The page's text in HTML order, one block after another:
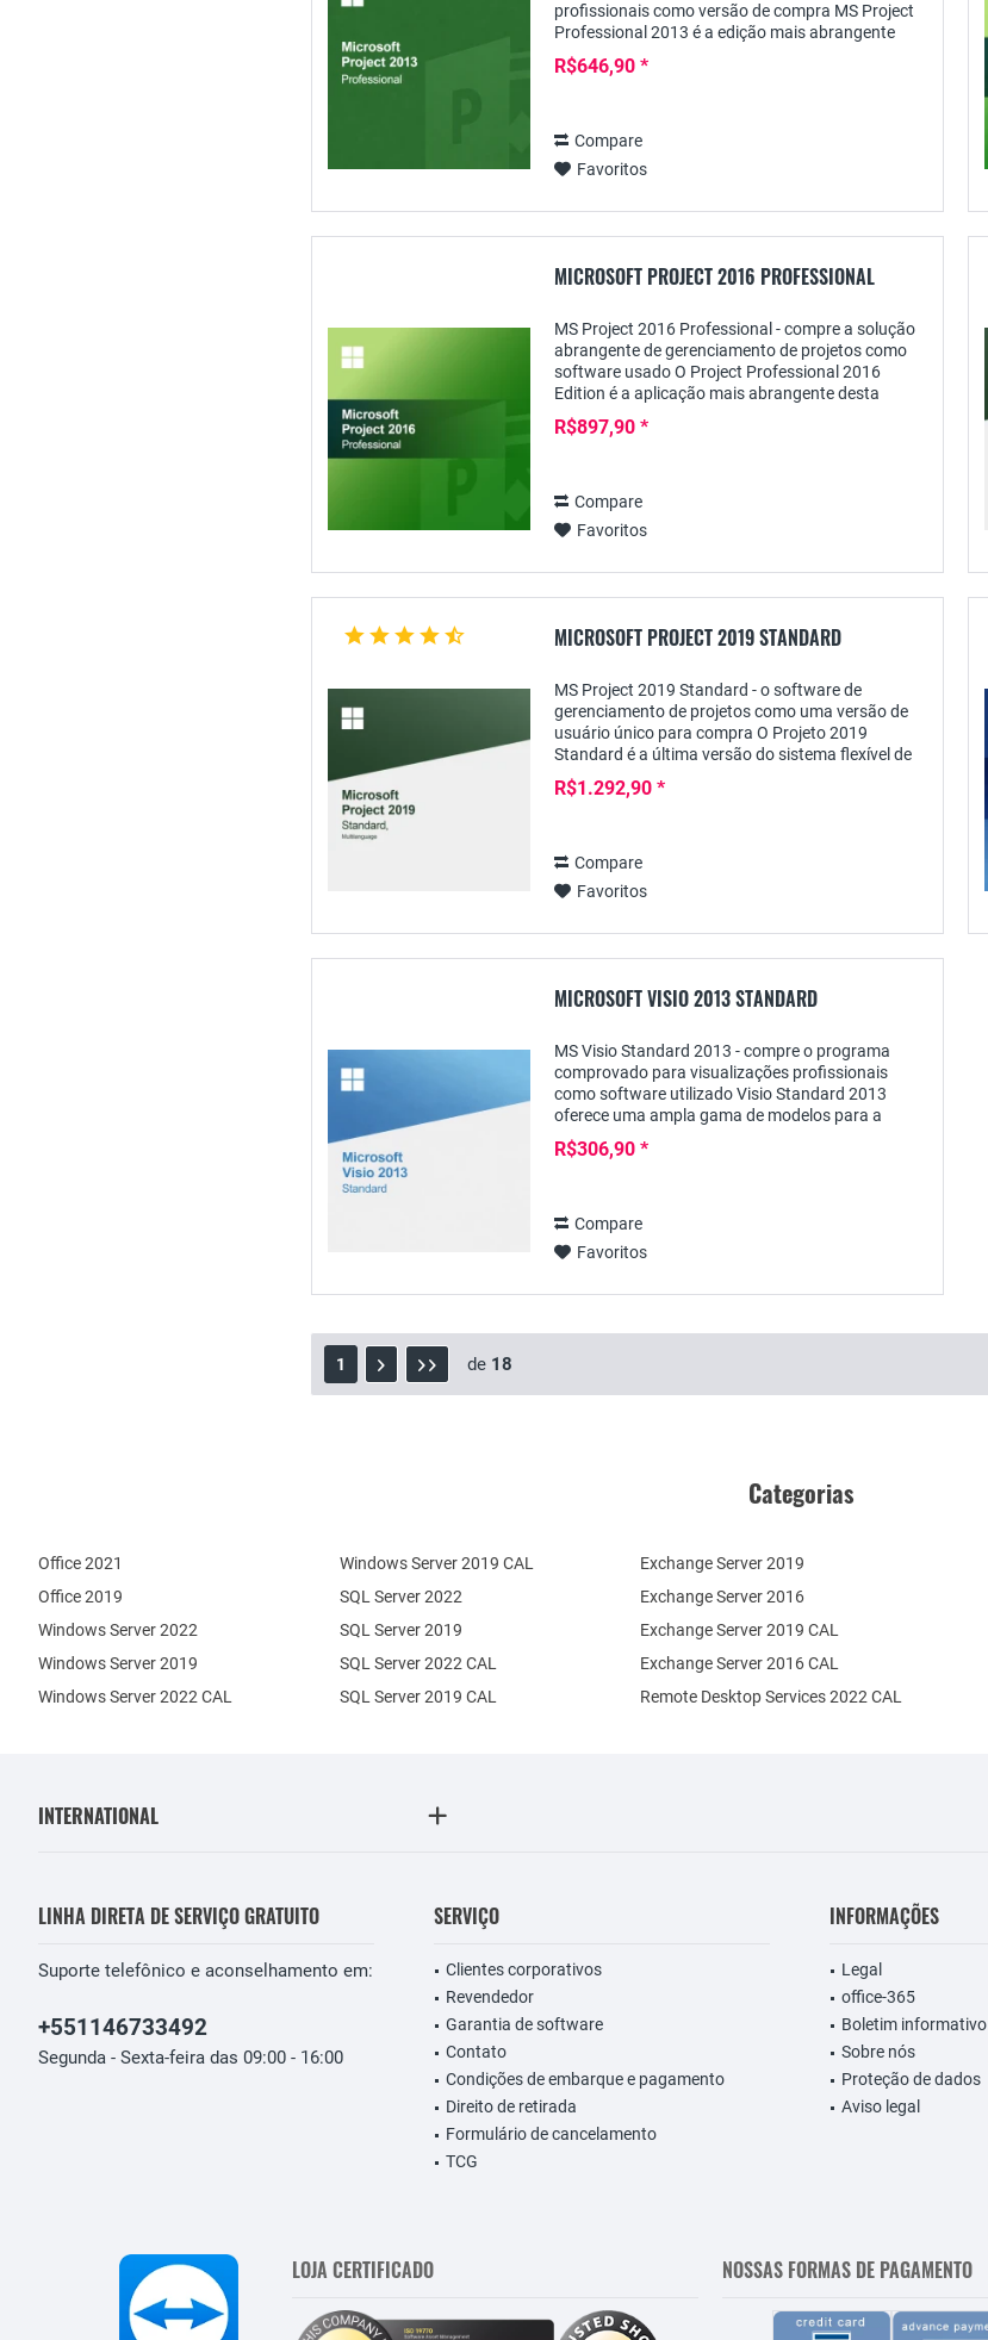
profissionais como versão de compra MS Project
Professional 2013 é a edição mais abrangente
desta solução de software da Microsoft para
cobrir os mais...
R$646,90 *
Compare
Favoritos
MICROSOFT PROJECT 2016 PROFESSIONAL
MS Project 2016 Professional - compre a solução
abrangente de gerenciamento de projetos como
software usado O Project Professional 2016
Edition é a aplicação mais abrangente desta
versão, que foi desenvolvida pela Microsoft para
o...
R$897,90 *
Compare
Favoritos
MICROSOFT PROJECT 2019 STANDARD
MS Project 2019 Standard - o software de
gerenciamento de projetos como uma versão de
usuário único para compra O Projeto 2019
Standard é a última versão do sistema flexível de
gerenciamento de projetos da Microsoft, que se
destina...
R$1.292,90 *
Compare
Favoritos
MICROSOFT VISIO 2013 STANDARD
MS Visio Standard 2013 - compre o programa
comprovado para visualizações profissionais
como software utilizado Visio Standard 2013
oferece uma ampla gama de modelos para a
criação de diagramas em muitas áreas de
negócios: com ele, tanto...
R$306,90 *
Compare
Favoritos
1 de 18
Categorias
Office 2021
Office 2019
Windows Server 2022
Windows Server 2019
Exchange Server 2019
Exchange Server 2016
SQL Server 2022
SQL Server 2019
Windows Server 2022 CAL
Windows Server 2019 CAL
SQL Server 2022 CAL
SQL Server 2019 CAL
Remote Desktop Services 2022 CAL
Exchange Server 2019 CAL
Exchange Server 2016 CAL
INTERNATIONAL
LINHA DIRETA DE SERVIÇO GRATUITO
Suporte telefônico e aconselhamento em:
+551146733492
Segunda - Sexta-feira das 09:00 - 16:00
SERVIÇO
Clientes corporativos
Revendedor
Garantia de software
Contato
Condições de embarque e pagamento
Direito de retirada
Formulário de cancelamento
TCG
INFORMAÇÕES
Legal
office-365
Boletim informativo
Sobre nós
Proteção de dados
Aviso legal
LOJA CERTIFICADO NOSSAS FORMAS DE PAGAMENTO